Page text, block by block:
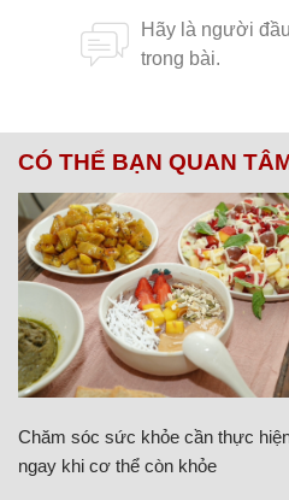
CÓ THỂ BẠN QUAN
Chăm sóc sức khỏe cần thực
ngay khi cơ thể còn khỏe